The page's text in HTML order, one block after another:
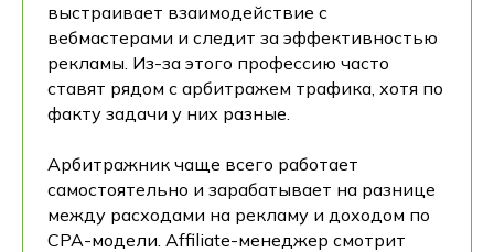
выстраивает взаимодействие с
вебмастерами и следит за эффективностью
рекламы. Из-за этого профессию часто
ставят рядом с арбитражем трафика, хотя по
факту задачи у них разные.
Арбитражник чаще всего работает
самостоятельно и зарабатывает на разнице
между расходами на рекламу и доходом по
CPA-модели. Affiliate-менеджер смотрит